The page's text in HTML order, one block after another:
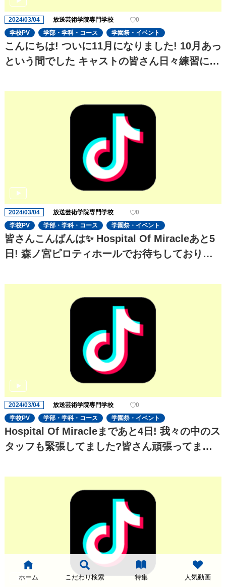
2024/03/04 放送芸術学院専門学校
0
学校PV
学部・学科・コース 学園祭・イベント
こんにちは! ついに11月になりました! 10月あっ
という間でした キャストの皆さん日々練習に一
2024/03/04 放送芸術学院専門学校
0
学校PV
学部・学科・コース 学園祭・イベント
皆さんこんばんは✨ Hospital Of Miracleあと5
日! 森ノ宮ピロティホールでお待ちしておりま
2024/03/04 放送芸術学院専門学校
0
学校PV
学部・学科・コース 学園祭・イベント
Hospital Of Miracleまであと4日! 我々の中のス
タッフも緊張してました?皆さん頑張ってます
ホーム こだわり検索 特集 人気動画